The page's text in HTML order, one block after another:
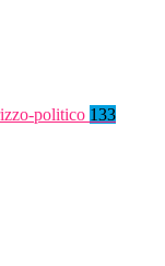
politico 133